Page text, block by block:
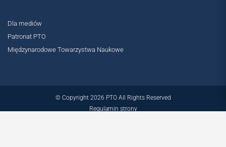
Dla mediów
Patronat PTO
Międzynarodowe Towarzystwa Naukowe